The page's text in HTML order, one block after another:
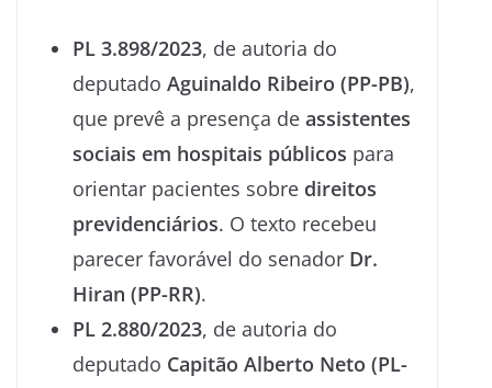
PL 3.898/2023, de autoria do
deputado Aguinaldo Ribeiro (PP-PB),
que prevê a presença de assistentes
sociais em hospitais públicos para
orientar pacientes sobre direitos
previdenciários. O texto recebeu
parecer favorável do senador Dr.
Hiran (PP-RR).
PL 2.880/2023, de autoria do
deputado Capitão Alberto Neto (PL-